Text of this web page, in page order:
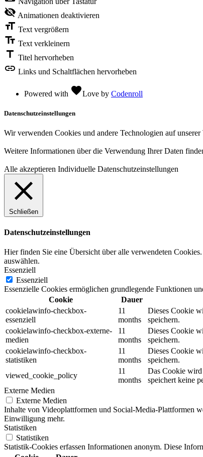
visibility_off Animationen deaktivieren
format_size Text vergrößern
text_fields Text verkleinern
title Titel hervorheben
link Links und Schaltflächen hervorheben
Powered with favoriteLove by Codenroll
Datenschutzeinstellungen
Wir verwenden Cookies und andere Technologien auf
Weitere Informationen über die Verwendung Ihrer Daten
Alle akzeptieren Individuelle Datenschutzeinstellungen
Schließen
Datenschutzeinstellungen
Hier finden Sie eine Übersicht über alle verwendeten
auswählen.
Essenziell
Essenziell
Essenzielle Cookies ermöglichen grundlegende Funktionen
Cookie
Dauer
cookielawinfo-checkbox-
essenziell
11
months
Dieses Cookie
speichern.
cookielawinfo-checkbox-externe-
medien
11
months
Dieses Cookie
speichern.
cookielawinfo-checkbox-
statistiken
11
months
Dieses Cookie
speichern.
viewed_cookie_policy
11
months
Das Cookie wird
speichert keine
Externe Medien
Externe Medien
Inhalte von Videoplattformen und Social-Media-Plattformen
Einwilligung mehr.
Statistiken
Statistiken
Statistik-Cookies erfassen Informationen anonym. Diese